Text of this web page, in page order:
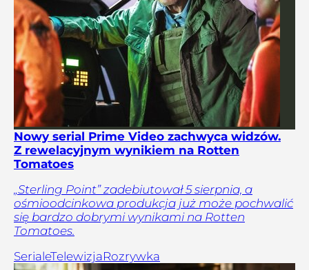
Nowy serial Prime Video zachwyca widzów.
Z rewelacyjnym wynikiem na Rotten
Tomatoes
„Sterling Point” zadebiutował 5 sierpnia, a
ośmioodcinkowa produkcja już może pochwalić
się bardzo dobrymi wynikami na Rotten
Tomatoes.
SerialeTelewizjaRozrywka